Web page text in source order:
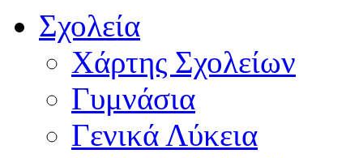
Σχολεία
Χάρτης Σχολείων
Γυμνάσια
Γενικά Λύκεια